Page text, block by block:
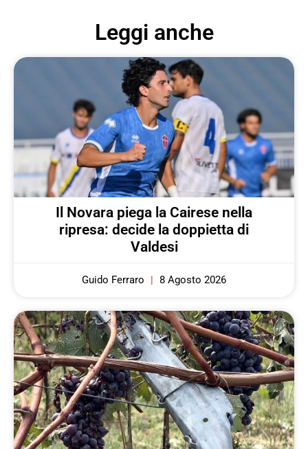
Leggi anche
Il Novara piega la Cairese nella
ripresa: decide la doppietta di
Valdesi
Guido Ferraro 8 Agosto 2026